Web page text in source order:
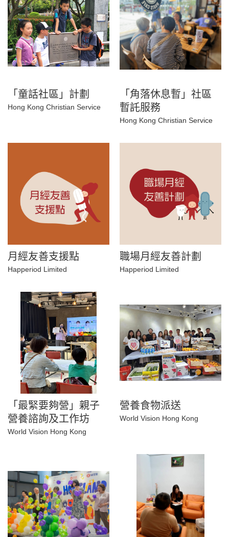
「童話社區」計劃
Hong Kong Christian Service
「角落休息暫」社區
暫託服務
Hong Kong Christian Service
月經友善支援點
Happeriod Limited
職場月經友善計劃
Happeriod Limited
「最緊要夠營」親子
營養諮詢及工作坊
World Vision Hong Kong
營養食物派送
World Vision Hong Kong